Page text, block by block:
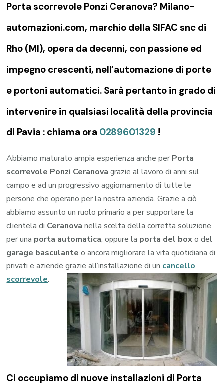
Porta scorrevole Ponzi Ceranova? Milano-
automazioni.com, marchio della SIFAC snc di
Rho (MI), opera da decenni, con passione ed
impegno crescenti, nell’automazione di porte
e portoni automatici. Sarà pertanto in grado di
intervenire in qualsiasi località della provincia
di Pavia : chiama ora 0289601329 !
Abbiamo maturato ampia esperienza anche per Porta
scorrevole Ponzi Ceranova grazie al lavoro di anni sul
campo e ad un progressivo aggiornamento di tutte le
persone che operano per la nostra azienda. Grazie a ciò
abbiamo assunto un ruolo primario a per supportare la
clientela di Ceranova nella scelta della corretta soluzione
per una porta automatica, oppure la porta del boxo del
garage basculante o ancora migliorare la vita quotidiana di
privati e aziende grazie all’installazione di un cancello
scorrevole.
Ci occupiamo di nuove installazioni di Porta